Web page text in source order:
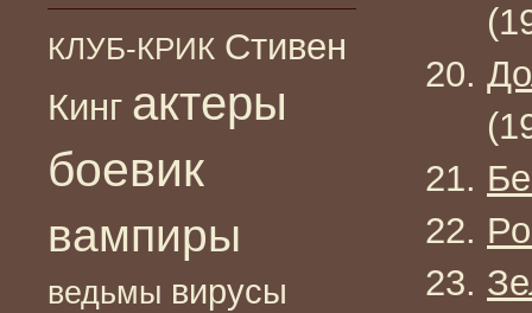
КЛУБ-КРИК Стивен
Кинг актеры
боевик
вампиры
ведьмы вирусы